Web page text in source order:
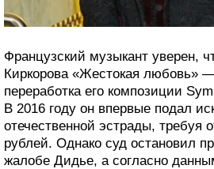
Французский музыкант уверен,
Киркорова «Жестокая любовь»
переработка его композиции
В 2016 году он впервые подал
отечественной эстрады, требуя
рублей. Однако суд остановил
жалобе Дидье, а согласно